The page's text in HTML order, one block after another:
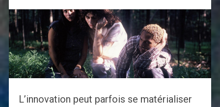
L’innovation peut parfois se matérialiser